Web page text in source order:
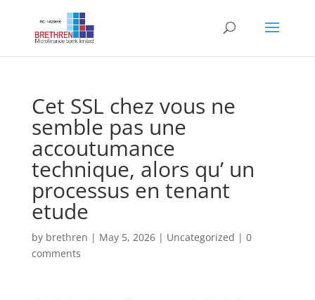
Cet SSL chez vous ne
semble pas une
accoutumance
technique, alors qu’ un
processus en tenant
etude
by brethren | May 5, 2026| Uncategorized | 0
comments